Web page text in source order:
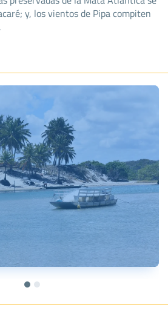
y, los vientos de Pipa compiten